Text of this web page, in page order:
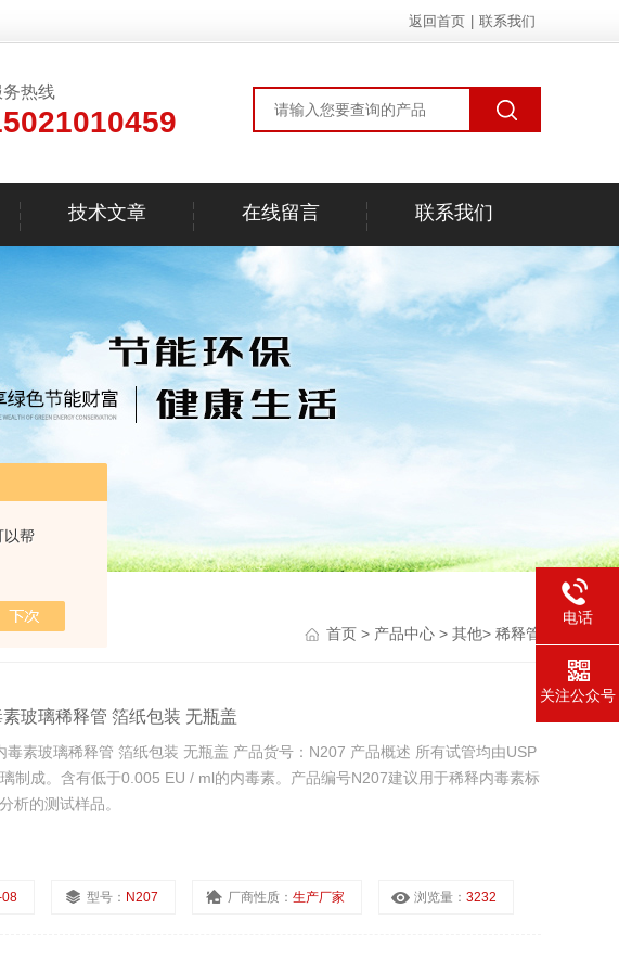
以帮
返回首页 联系我们
务热线
技术文章 在线留言 联系我们
首页 > 产品中心 > 其他> 稀释管
玻璃稀释管 箔纸包装 无瓶盖
毒素玻璃稀释管 箔纸包装 无瓶盖 产品货号：N207 产品概述 所有试管均由USP
制成。含有低于0.005 EU / ml的内毒素。产品编号N207建议用于稀释内毒素标
析的测试样品。
型号： N207 厂商性质： 生产厂家 浏览量： 3232
电话
关注公众号